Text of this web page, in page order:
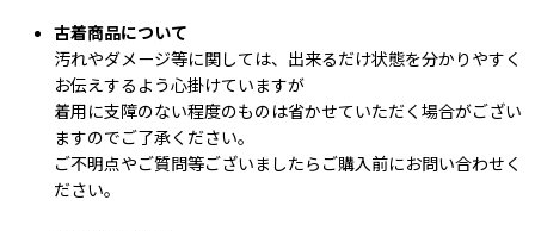
古着商品について
汚れやダメージ等に関しては、出来るだけ状態を分かりやすく
お伝えするよう心掛けていますが
着用に支障のない程度のものは省かせていただく場合がござい
ますのでご了承ください。
ご不明点やご質問等ございましたらご購入前にお問い合わせく
ださい。